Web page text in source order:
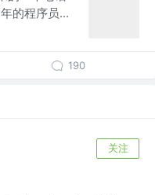
的程序员...
190
关注